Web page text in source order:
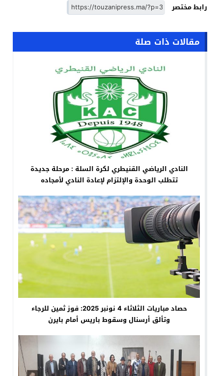
رابط مختصر
مقالات ذات صلة
النادي الرياضي القنيطري لكرة السلة : مرحلة جديدة
تتطلب الوحدة والإلتزام لإعادة النادي لأمجاده
حصاد مباريات الثلاثاء 4 نونبر 2025: فوز ثمين للرجاء
وتألق أرسنال وسقوط باريس أمام بايرن